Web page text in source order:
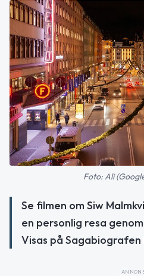
Foto: Ali
Se filmen om Siw
en personlig resa
Visas på Sagabiografen